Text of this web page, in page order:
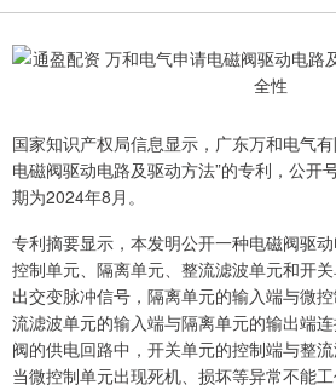
国家知识产权局信息显示，广东万和电气
电磁阀驱动电路及驱动方法”的专利，公开
期为2024年8月。
专利摘要显示，本发明公开一种电磁阀驱
控制单元、隔离单元、整流滤波单元和开
出交变脉冲信号，隔离单元的输入端与微
流滤波单元的输入端与隔离单元的输出端
阀的供电回路中，开关单元的控制端与整流
当微控制单元出现死机、损坏等异常不能